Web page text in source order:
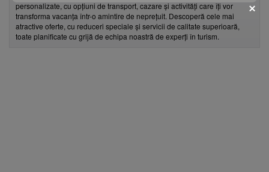
personalizate, cu opțiuni de transport, cazare și activități care îți vor
transforma vacanța într-o amintire de neprețuit. Descoperă cele mai
atractive oferte, cu reduceri speciale și servicii de calitate superioară,
toate planificate cu grijă de echipa noastră de experți în turism.